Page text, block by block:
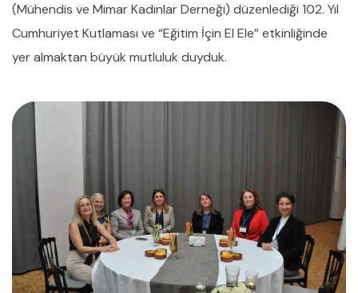
(Mühendis ve Mimar Kadınlar Derneği) düzenlediği 102. Yıl
Cumhuriyet Kutlaması ve “Eğitim İçin El Ele” etkinliğinde
yer almaktan büyük mutluluk duyduk.